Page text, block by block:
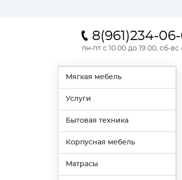
8(961)234-
пн-пт с 10.00 до 19.00, сб-вс
Мягкая мебель
Услуги
Бытовая техника
Корпусная мебель
Матрасы